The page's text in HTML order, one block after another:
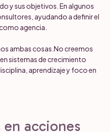
y sus objetivos. En algunos
ayudando a definir el
agencia.
ambas cosas.No creemos
sistemas de crecimiento
aprendizaje y foco en
acciones